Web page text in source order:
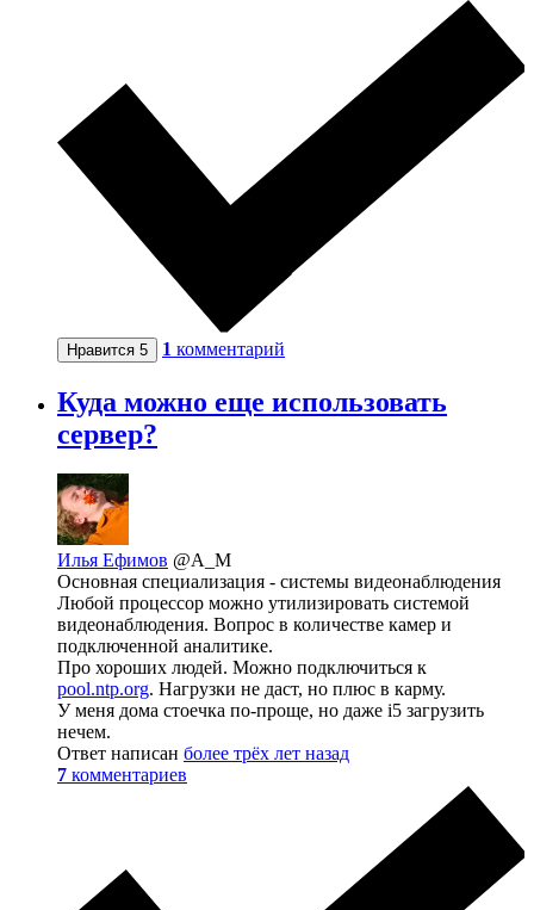
Нравится 5 1 комментарий
Куда можно еще использовать
сервер?
Илья Ефимов @A_M
Основная специализация - системы видеонаблюдения
Любой процессор можно утилизировать системой
видеонаблюдения. Вопрос в количестве камер и
подключенной аналитике.
Про хороших людей. Можно подключиться к
pool.ntp.org. Нагрузки не даст, но плюс в карму.
У меня дома стоечка по-проще, но даже i5 загрузить
нечем.
Ответ написан более трёх лет назад
7 комментариев